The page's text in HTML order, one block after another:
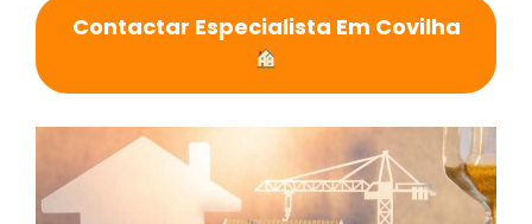
Contactar Especialista Em Covilha